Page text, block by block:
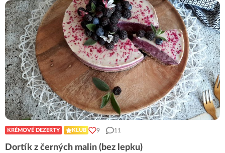
KRÉMOVÉ DEZERTY KLUB 9 11
Dortík z černých malin (bez lepku)